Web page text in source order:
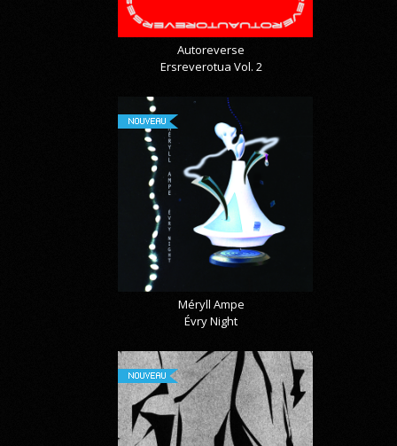
Autoreverse
Ersreverotua Vol. 2
NOUVEAU
Méryll Ampe
Évry Night
NOUVEAU